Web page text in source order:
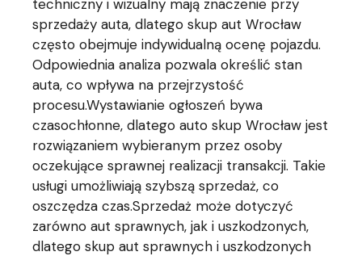
techniczny i wizualny mają znaczenie przy
sprzedaży auta, dlatego skup aut Wrocław
często obejmuje indywidualną ocenę pojazdu.
Odpowiednia analiza pozwala określić stan
auta, co wpływa na przejrzystość
procesu.Wystawianie ogłoszeń bywa
czasochłonne, dlatego auto skup Wrocław jest
rozwiązaniem wybieranym przez osoby
oczekujące sprawnej realizacji transakcji. Takie
usługi umożliwiają szybszą sprzedaż, co
oszczędza czas.Sprzedaż może dotyczyć
zarówno aut sprawnych, jak i uszkodzonych,
dlatego skup aut sprawnych i uszkodzonych